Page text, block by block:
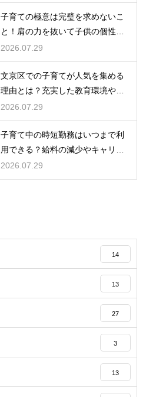
作りと注意点
子育ての極意は完璧を求めないこ
と！肩の力を抜いて子供の個性を
尊重しながら笑顔で育児を楽しむ
ためのマインド
2026.07.29
文京区での子育てが人気を集める
理由とは？充実した教育環境や支
援制度を活用して都会で快適に育
児をする術
2026.07.29
子育て中の時短勤務はいつまで利
用できる？給料の減少やキャリア
への影響を考慮して賢く働くため
のポイント
2026.07.29
14
13
27
3
13